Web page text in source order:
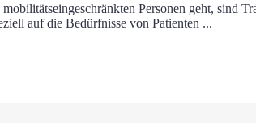
Personen geht, sind
auf die Bedürfnisse von Patienten ...